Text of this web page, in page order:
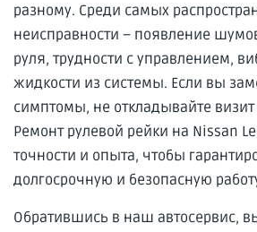
разному. Среди самых
неисправности – появление
руля, трудности с управлением,
жидкости из системы. Если вы
симптомы, не откладывайте визит
Ремонт рулевой рейки на Nissan
точности и опыта, чтобы
долгосрочную и безопасную
Обратившись в наш автосервис,